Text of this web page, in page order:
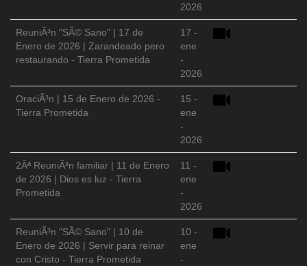
2026
ReuniÃ³n "SÃ© Sano" | 17 de
Enero de 2026 | Zarandeado pero
restaurando - Tierra Prometida
17 -
ene
-
2026
OraciÃ³n | 15 de Enero de 2026 -
Tierra Prometida
15 -
ene
-
2026
2Âª ReuniÃ³n familiar | 11 de Enero
de 2026 | Dios es luz - Tierra
Prometida
11 -
ene
-
2026
ReuniÃ³n "SÃ© Sano" | 10 de
Enero de 2026 | Servir para reinar
con Cristo - Tierra Prometida
10 -
ene
-